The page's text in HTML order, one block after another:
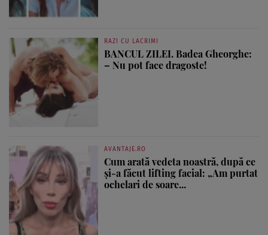
RAZI CU LACRIMI
BANCUL ZILEI. Badea Gheorghe:
– Nu pot face dragoste!
AVANTAJE.RO
Cum arată vedeta noastră, după ce
și-a făcut lifting facial: „Am purtat
ochelari de soare...